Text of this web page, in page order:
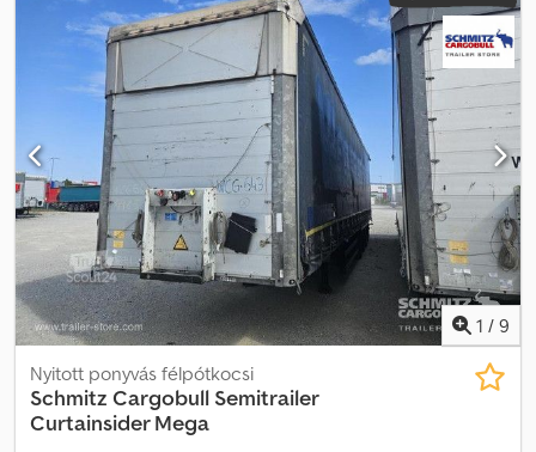
Össztömeg: 6619 kg, DIN EN 12642 szabványnak megfelel (XL kód),
Rakteret (H x Sz x M): 13 620 mm x 2480 mm x 3000 mm,
Gumiabroncs mérete: 385/55 R22,5, Raktere térfogata: 101 m³, 1.
tengely: , 2. tengely: , 3. tengely: , Légrugózás, Alsó védelem,
Elektronikus fékrendszer (EBS), Szerszámtár, Pótkerektartó (2 db),
Rögzített futómű, Csúszó tető, Csatlakozóaljzat 1x15- és 2x7-
pólyusú, Antisprey védelem, Vámzárak, Emelőtető (hidraulikus).
Crsdpfx Afezrqffswjf
1 / 9
Nyitott ponyvás félpótkocsi
Schmitz Cargobull Semitrailer
Curtainsider Mega